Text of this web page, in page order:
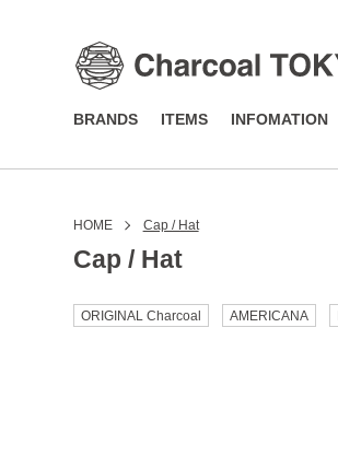
BRANDS ITEMS INFOMATION
HOME Cap / Hat
Cap / Hat
ORIGINAL Charcoal AMERICANA